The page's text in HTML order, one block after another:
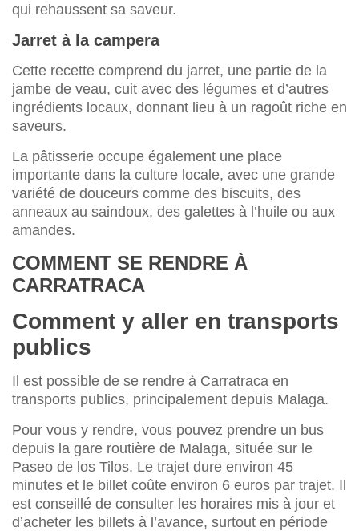
qui rehaussent sa saveur.
Jarret à la campera
Cette recette comprend du jarret, une partie de la
jambe de veau, cuit avec des légumes et d’autres
ingrédients locaux, donnant lieu à un ragoût riche en
saveurs.
La pâtisserie occupe également une place
importante dans la culture locale, avec une grande
variété de douceurs comme des biscuits, des
anneaux au saindoux, des galettes à l’huile ou aux
amandes.
COMMENT SE RENDRE À
CARRATRACA
Comment y aller en transports
publics
Il est possible de se rendre à Carratraca en
transports publics, principalement depuis Malaga.
Pour vous y rendre, vous pouvez prendre un bus
depuis la gare routière de Malaga, située sur le
Paseo de los Tilos. Le trajet dure environ 45
minutes et le billet coûte environ 6 euros par trajet. Il
est conseillé de consulter les horaires mis à jour et
d’acheter les billets à l’avance, surtout en période